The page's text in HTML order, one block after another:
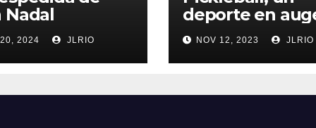
Nadal
2024 JLRIO
deporte en
NOV 12, 2023 JLRIO